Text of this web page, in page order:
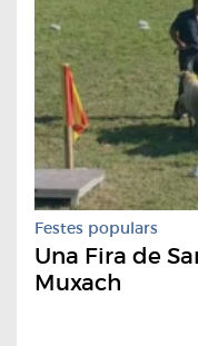
Festes populars
Una Fira de
Muxach